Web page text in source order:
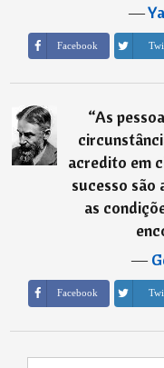
―
Facebook
“As
acredito em
sucesso são
as
―
Facebook